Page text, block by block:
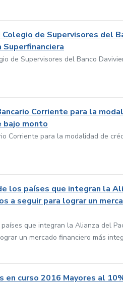
de Supervisores del
de Supervisores del Banco
Corriente para la
bajo monto
Corriente para la modalidad de
los países que integran la
a seguir para lograr un
que integran la Alianza del
un mercado financiero más
en curso 2016 Mayores al